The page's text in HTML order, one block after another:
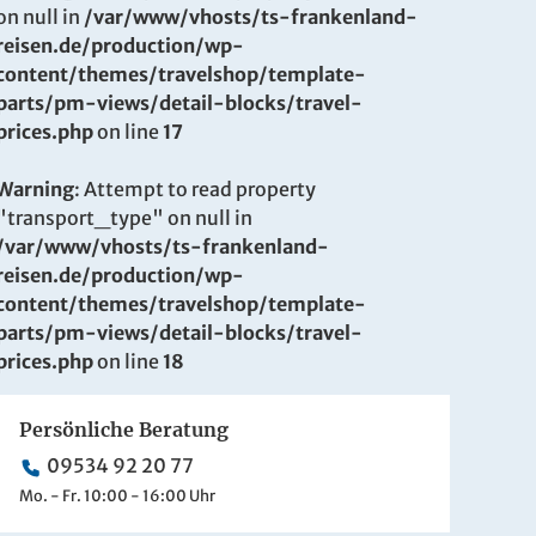
null in /var/www/vhosts/ts-frankenland-
production/wp-
themes/travelshop/template-
pm-views/detail-blocks/travel-
on line 17
: Attempt to read property
on null in
www/vhosts/ts-frankenland-
production/wp-
themes/travelshop/template-
pm-views/detail-blocks/travel-
on line 18
Persönliche Beratung
09534 92 20 77
Mo. - Fr. 10:00 - 16:00 Uhr